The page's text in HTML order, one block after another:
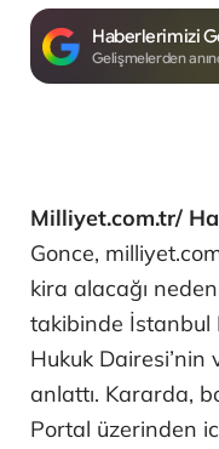
Haberlerimizi
Gelişmelerden
Milliyet.com.tr/
Gonce,
kira alacağı
takibinde İstanbul
Hukuk Dairesi’nin
anlattı. Kararda,
Portal üzerinden